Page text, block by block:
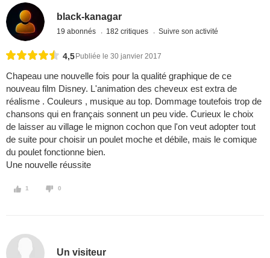
black-kanagar
19 abonnés 182 critiques Suivre son activité
4,5 Publiée le 30 janvier 2017
Chapeau une nouvelle fois pour la qualité graphique de ce
nouveau film Disney. L'animation des cheveux est extra de
réalisme . Couleurs , musique au top. Dommage toutefois trop de
chansons qui en français sonnent un peu vide. Curieux le choix
de laisser au village le mignon cochon que l'on veut adopter tout
de suite pour choisir un poulet moche et débile, mais le comique
du poulet fonctionne bien.
Une nouvelle réussite
1 0
Un visiteur